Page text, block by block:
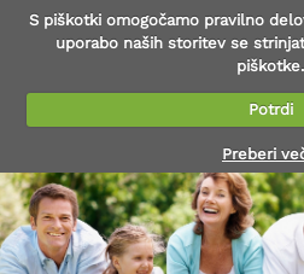
S piškotki omogočamo pravilno
uporabo naših storitev se
piškotke.
Potrdi
Preberi